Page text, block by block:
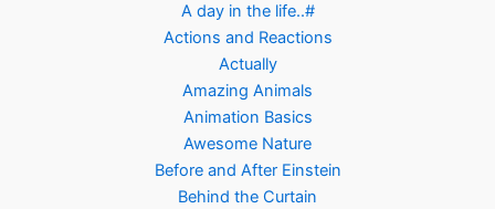
A day in the life..#
Actions and Reactions
Actually
Amazing Animals
Animation Basics
Awesome Nature
Before and After Einstein
Behind the Curtain